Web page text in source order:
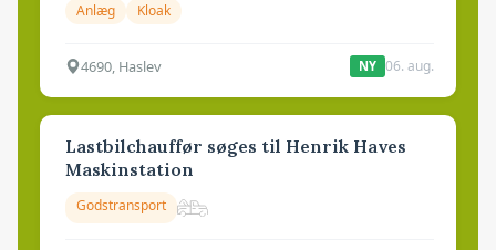
Anlæg Kloak
4690, Haslev NY 06. aug.
Lastbilchauffør søges til Henrik Haves
Maskinstation
Godstransport